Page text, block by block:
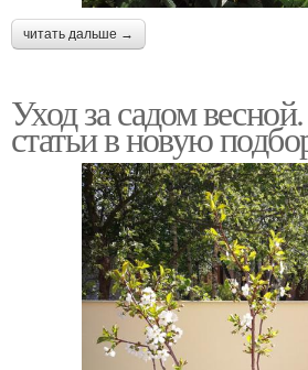
читать дальше →
Уход за садом
статьи в новую